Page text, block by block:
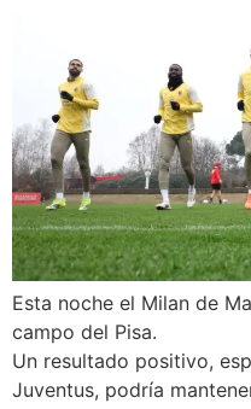
Esta noche el Milan de
campo del Pisa.
Un resultado positivo,
Juventus, podría